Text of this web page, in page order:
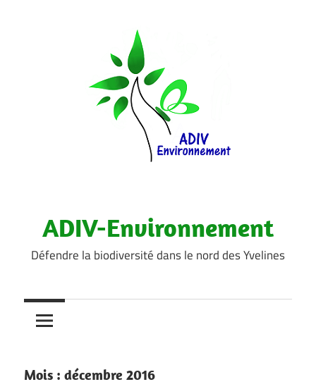
ADIV-Environnement
Défendre la biodiversité dans le nord des Yvelines
Mois : décembre 2016